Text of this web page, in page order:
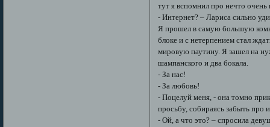
тут я вспомнил про нечто
- Интернет? – Лариса сильно
Я прошел в самую большую
блоке и с нетерпением стал
мировую паутину. Я зашел на
шампанского и два бокала.
- За нас!
- За любовь!
- Поцелуй меня, - она томно
просьбу, собираясь забыть про
- Ой, а что это? – спросила